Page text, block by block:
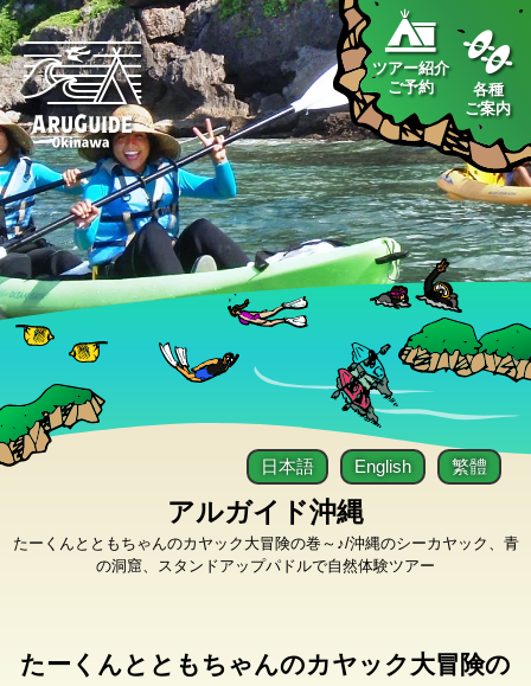
ツアー紹介
ご予約
各種
ご案内
アルガイド沖縄
たーくんとともちゃんのカヤック大冒険の巻～♪/沖縄のシーカヤック、青
の洞窟、スタンドアップパドルで自然体験ツアー
日本語 English 繁體
たーくんとともちゃんのカヤック大冒険の